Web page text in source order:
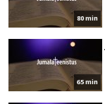
80 min
65 min